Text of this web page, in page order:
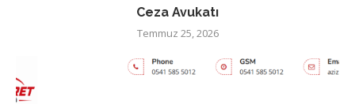
Ceza Avukatı
Temmuz 25, 2026